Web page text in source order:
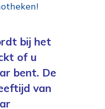
bij het
of u
bent. De
van